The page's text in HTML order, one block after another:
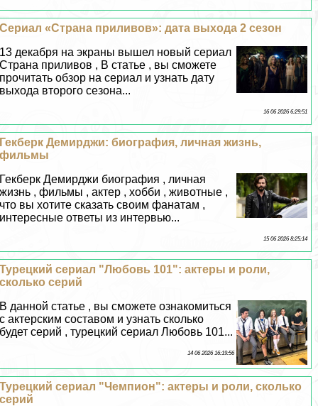
Сериал «Страна приливов»: дата выхода 2 сезон
13 декабря на экраны вышел новый сериал
Страна приливов , В статье , вы сможете
прочитать обзор на сериал и узнать дату
выхода второго сезона...
16 06 2026 6:29:51
Гекберк Демирджи: биография, личная жизнь,
фильмы
Гекберк Демирджи биография , личная
жизнь , фильмы , актер , хобби , животные ,
что вы хотите сказать своим фанатам ,
интересные ответы из интервью...
15 06 2026 8:25:14
Турецкий сериал "Любовь 101": актеры и роли,
сколько серий
В данной статье , вы сможете ознакомиться
с актерским составом и узнать сколько
будет серий , турецкий сериал Любовь 101...
14 06 2026 16:19:56
Турецкий сериал "Чемпион": актеры и роли, сколько
серий